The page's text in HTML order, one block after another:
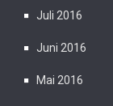
Juli 2016
Juni 2016
Mai 2016